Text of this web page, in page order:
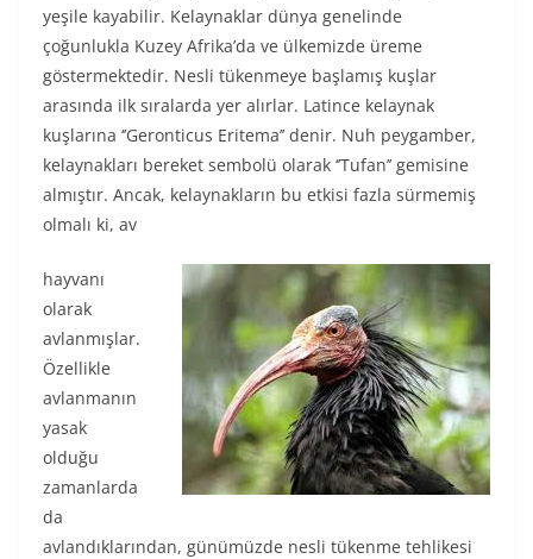
yeşile kayabilir. Kelaynaklar dünya genelinde
çoğunlukla Kuzey Afrika’da ve ülkemizde üreme
göstermektedir. Nesli tükenmeye başlamış kuşlar
arasında ilk sıralarda yer alırlar. Latince kelaynak
kuşlarına ‘’Geronticus Eritema’’ denir. Nuh peygamber,
kelaynakları bereket sembolü olarak ‘’Tufan’’ gemisine
almıştır. Ancak, kelaynakların bu etkisi fazla sürmemiş
olmalı ki, av
hayvanı
olarak
avlanmışlar.
Özellikle
avlanmanın
yasak
olduğu
zamanlarda
da
avlandıklarından, günümüzde nesli tükenme tehlikesi